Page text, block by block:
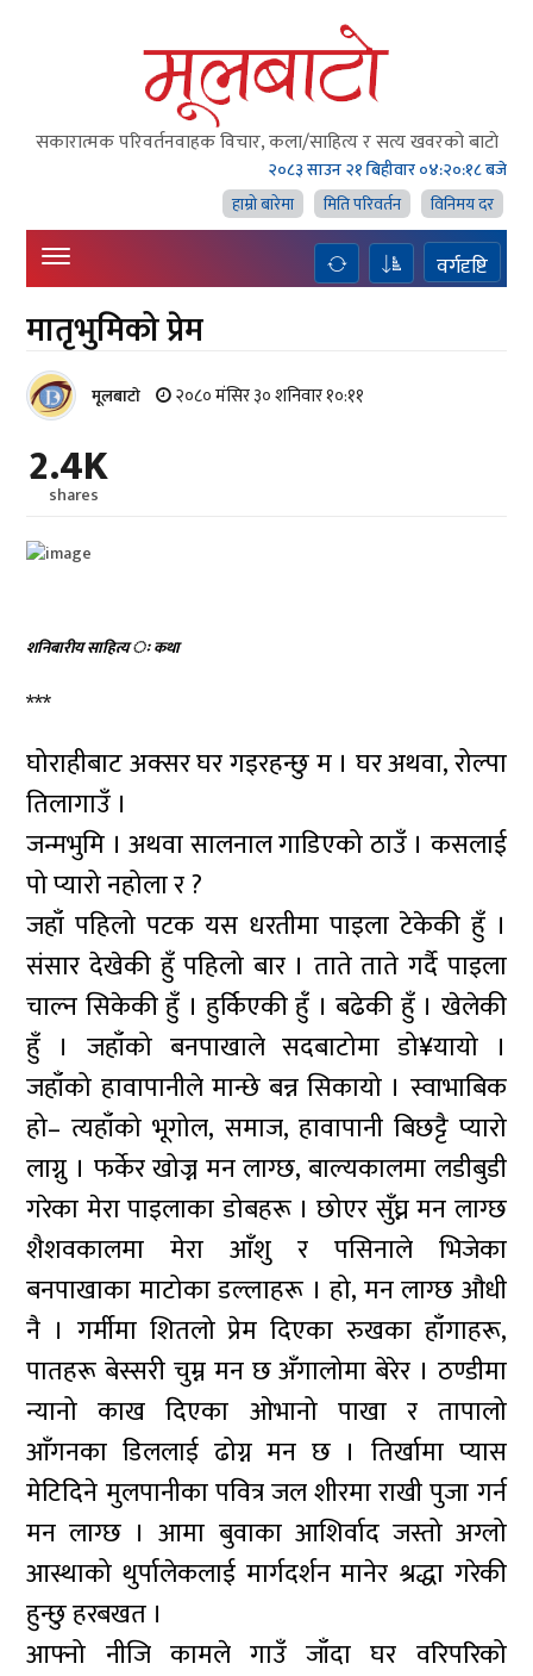
सकारात्मक परिवर्तनवाहक विचार, कला/साहित्य र सत्य खवरको बाटाे
२०८३ साउन २१ बिहीवार०४:२०:१९ बजे
हाम्राे बारेमा
मिति परिवर्तन विनिमय दर
वर्गदृष्टि
मातृभुमिको प्रेम
मूलबाटाे २०८० मंसिर ३० शनिवार १०:११
2.4K
shares
शनिबारीय साहित्य ः कथा
***
घोराहीबाट अक्सर घर गइरहन्छु म । घर अथवा, रोल्पा
तिलागाउँ ।
जन्मभुमि । अथवा सालनाल गाडिएको ठाउँ । कसलाई
पो प्यारो नहोला र ?
जहाँ पहिलो पटक यस धरतीमा पाइला टेकेकी हुँ ।
संसार देखेकी हुँ पहिलो बार । ताते ताते गर्दै पाइला
चाल्न सिकेकी हुँ । हुर्किएकी हुँ । बढेकी हुँ । खेलेकी
हुँ । जहाँको बनपाखाले सदबाटोमा डो¥यायो ।
जहाँको हावापानीले मान्छे बन्न सिकायो । स्वाभाबिक
हो– त्यहाँको भूगोल, समाज, हावापानी बिछट्टै प्यारो
लाग्नु । फर्केर खोज्न मन लाग्छ, बाल्यकालमा लडीबुडी
गरेका मेरा पाइलाका डोबहरू । छोएर सुँघ्न मन लाग्छ
शैशवकालमा मेरा आँशु र पसिनाले भिजेका
बनपाखाका माटोका डल्लाहरू । हो, मन लाग्छ औधी
नै । गर्मीमा शितलो प्रेम दिएका रुखका हाँगाहरू,
पातहरू बेस्सरी चुम्न मन छ अँगालोमा बेरेर । ठण्डीमा
न्यानो काख दिएका ओभानो पाखा र तापालो
आँगनका डिललाई ढोग्न मन छ । तिर्खामा प्यास
मेटिदिने मुलपानीका पवित्र जल शीरमा राखी पुजा गर्न
मन लाग्छ । आमा बुवाका आशिर्वाद जस्तो अग्लो
आस्थाको थुर्पालेकलाई मार्गदर्शन मानेर श्रद्धा गरेकी
हुन्छु हरबखत ।
आफ्नो नीजि कामले गाउँ जाँदा घर वरिपरिको